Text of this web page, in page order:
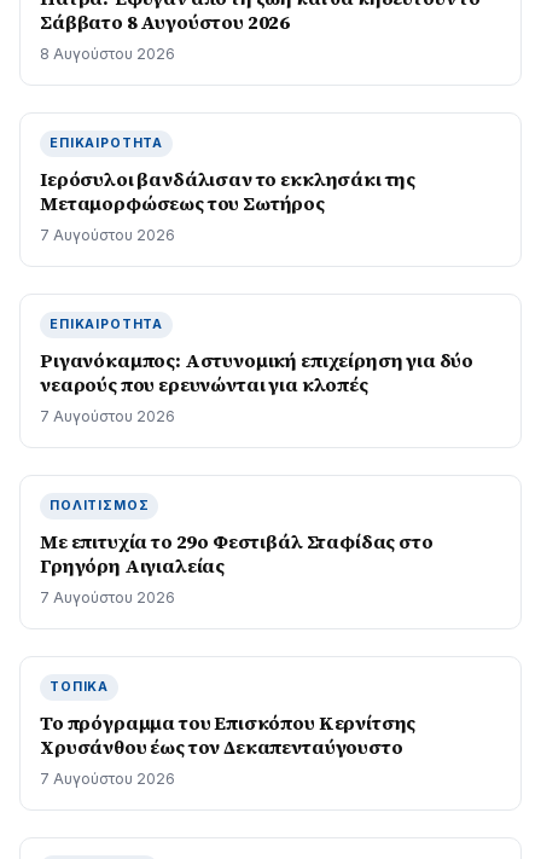
Σάββατο 8 Αυγούστου 2026
8 Αυγούστου 2026
ΕΠΙΚΑΙΡΌΤΗΤΑ
Ιερόσυλοι βανδάλισαν το εκκλησάκι της
Μεταμορφώσεως του Σωτήρος
7 Αυγούστου 2026
ΕΠΙΚΑΙΡΌΤΗΤΑ
Ριγανόκαμπος: Αστυνομική επιχείρηση για δύο
νεαρούς που ερευνώνται για κλοπές
7 Αυγούστου 2026
ΠΟΛΙΤΙΣΜΌΣ
Με επιτυχία το 29ο Φεστιβάλ Σταφίδας στο
Γρηγόρη Aιγιαλείας
7 Αυγούστου 2026
ΤΟΠΙΚΆ
Το πρόγραμμα του Επισκόπου Κερνίτσης
Χρυσάνθου έως τον Δεκαπενταύγουστο
7 Αυγούστου 2026